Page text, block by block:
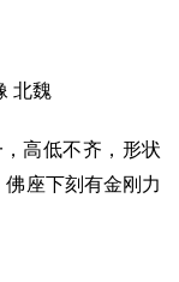
北魏
高低不齐，形状
座下刻有金刚力